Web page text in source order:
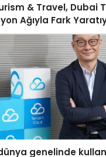
& Travel, Dubai
Ağıyla Fark
genelinde